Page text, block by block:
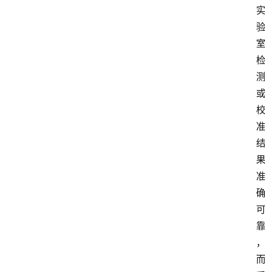
实
验
室
检
测
或
校
准
结
果
准
确
可
靠
，
而